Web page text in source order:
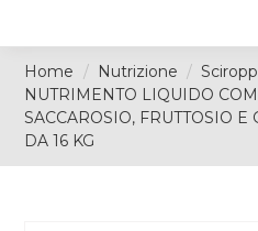
Home Nutrizione
NUTRIMENTO LIQUIDO
SACCAROSIO, FRUTTOSIO E
DA 16 KG